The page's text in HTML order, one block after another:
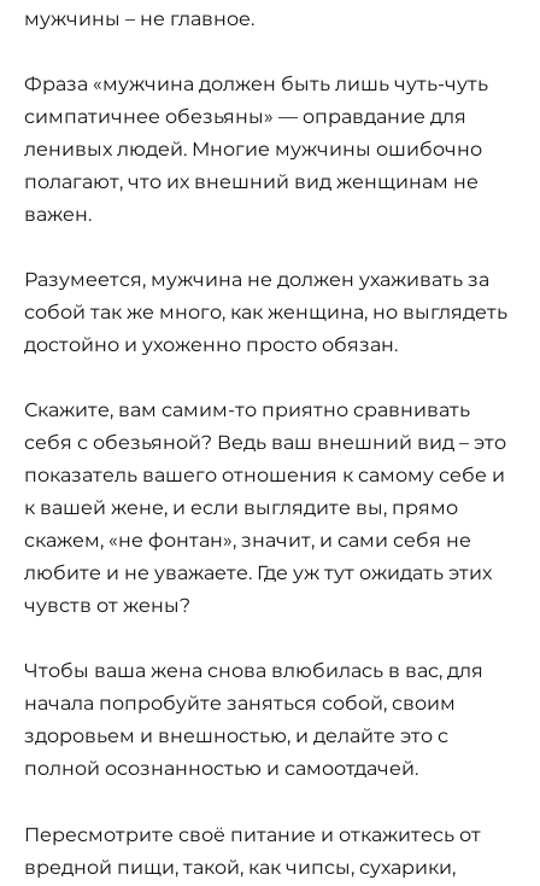
мужчины – не главное.
Фраза «мужчина должен быть лишь чуть-чуть
симпатичнее обезьяны» — оправдание для
ленивых людей. Многие мужчины ошибочно
полагают, что их внешний вид женщинам не
важен.
Разумеется, мужчина не должен ухаживать за
собой так же много, как женщина, но выглядеть
достойно и ухоженно просто обязан.
Скажите, вам самим-то приятно сравнивать
себя с обезьяной? Ведь ваш внешний вид – это
показатель вашего отношения к самому себе и
к вашей жене, и если выглядите вы, прямо
скажем, «не фонтан», значит, и сами себя не
любите и не уважаете. Где уж тут ожидать этих
чувств от жены?
Чтобы ваша жена снова влюбилась в вас, для
начала попробуйте заняться собой, своим
здоровьем и внешностью, и делайте это с
полной осознанностью и самоотдачей.
Пересмотрите своё питание и откажитесь от
вредной пищи, такой, как чипсы, сухарики,